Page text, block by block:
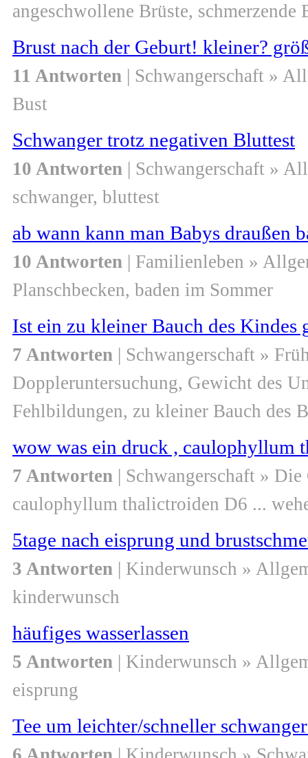
angeschwollene Brüste,
Brust nach der Geburt! kleiner?
11 Antworten | Schwangerschaft »
Bust
Schwanger trotz negativen Bluttest
10 Antworten | Schwangerschaft »
schwanger, bluttest
ab wann kann man Babys draußen
10 Antworten | Familienleben »
Planschbecken, baden im Sommer
Ist ein zu kleiner Bauch des Kindes
7 Antworten | Schwangerschaft »
Doppleruntersuchung, Gewicht des
Fehlbildungen, zu kleiner Bauch des
wow was ein druck , caulophyllum
7 Antworten | Schwangerschaft » Die
caulophyllum thalictroiden D6 ...
5tage nach eisprung und
3 Antworten | Kinderwunsch »
kinderwunsch
häufiges wasserlassen
5 Antworten | Kinderwunsch »
eisprung
Tee um leichter/schneller